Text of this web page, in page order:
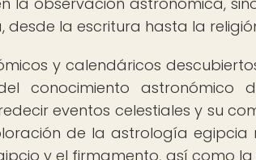
desde la escritura hasta la
y calendáricos
conocimiento astronómico
eventos celestiales y su
de la astrología
y el firmamento, así como